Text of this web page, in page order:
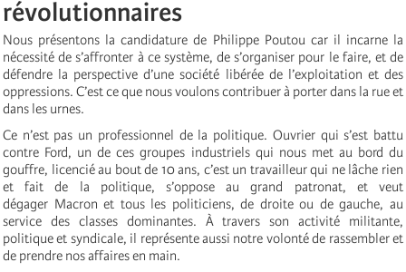
révolutionnaires
Nous présentons la candidature de Philippe Poutou car il incarne la
nécessité de s’affronter à ce système, de s’organiser pour le faire, et de
défendre la perspective d’une société libérée de l’exploitation et des
oppressions. C’est ce que nous voulons contribuer à porter dans la rue et
dans les urnes.
Ce n’est pas un professionnel de la politique. Ouvrier qui s’est battu
contre Ford, un de ces groupes industriels qui nous met au bord du
gouffre, licencié au bout de 10 ans, c’est un travailleur qui ne lâche rien
et fait de la politique, s’oppose au grand patronat, et veut
dégager Macron et tous les politiciens, de droite ou de gauche, au
service des classes dominantes. À travers son activité militante,
politique et syndicale, il représente aussi notre volonté de rassembler et
de prendre nos affaires en main.